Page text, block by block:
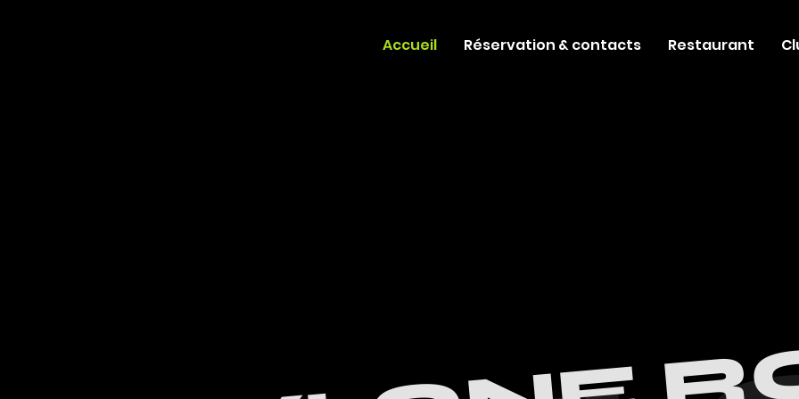
Accueil Réservation & contacts Restaurant